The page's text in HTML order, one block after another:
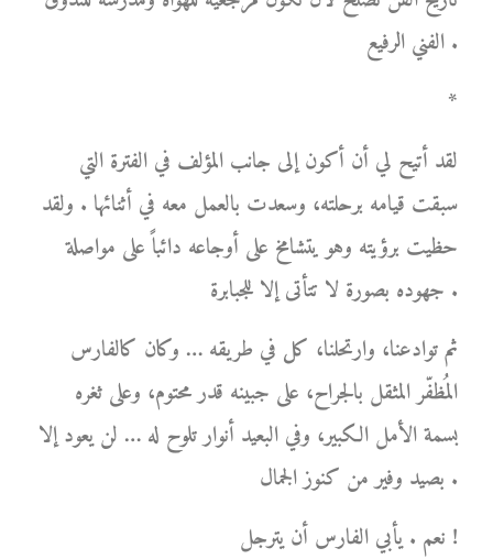
الفني الرفيع .
*
لقد أتيح لي أن أكون إلى جانب المؤلف في الفترة التي
سبقت قيامه برحلته، وسعدت بالعمل معه في أثنائها . ولقد
حظيت برؤيته وهو يتشامخ على أوجاعه دائباً على مواصلة
جهوده بصورة لا تتأتى إلا للجبابرة .
ثم توادعنا، وارتحلنا، كل في طريقه … وكان كالفارس
المُظفّر المثقل بالجراح، على جبينه قدر محتوم، وعلى ثغره
بسمة الأمل الكبير، وفي البعيد أنوار تلوح له … لن يعود إلا
بصيد وفير من كنوز الجمال .
نعم . يأبي الفارس أن يترجل !